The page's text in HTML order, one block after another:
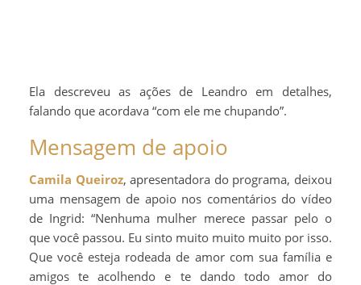
Ela descreveu as ações de Leandro em detalhes,
falando que acordava “com ele me chupando”.
Mensagem de apoio
Camila Queiroz, apresentadora do programa, deixou
uma mensagem de apoio nos comentários do vídeo
de Ingrid: “Nenhuma mulher merece passar pelo o
que você passou. Eu sinto muito muito muito por isso.
Que você esteja rodeada de amor com sua família e
amigos te acolhendo e te dando todo amor do